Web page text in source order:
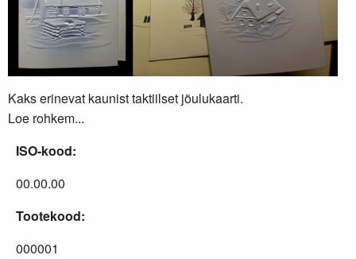
Kaks erinevat kaunist taktiilset jõulukaarti.
Loe rohkem...
ISO-kood:
00.00.00
Tootekood:
000001